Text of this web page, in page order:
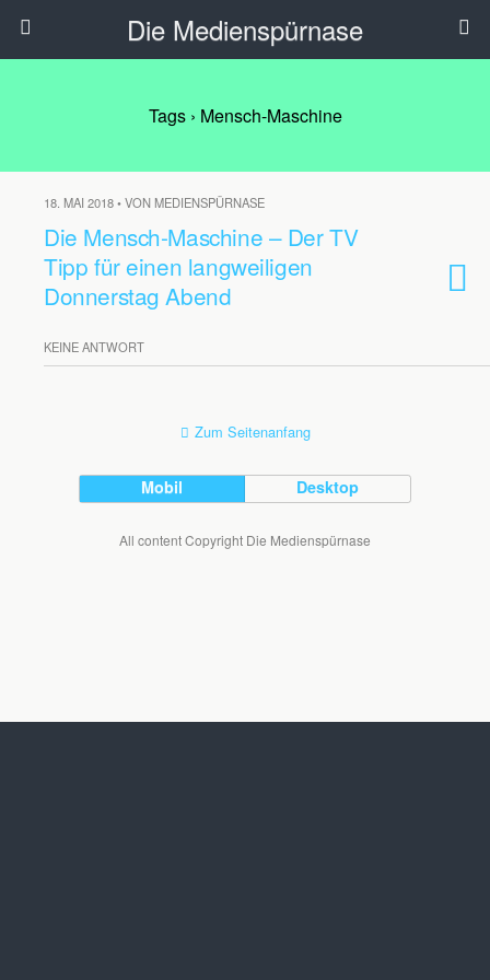
Die Medienspürnase
Tags › Mensch-Maschine
18. MAI 2018 • VON MEDIENSPÜRNASE
Die Mensch-Maschine – Der TV
Tipp für einen langweiligen
Donnerstag Abend
KEINE ANTWORT
Zum Seitenanfang
Mobil Desktop
All content Copyright Die Medienspürnase